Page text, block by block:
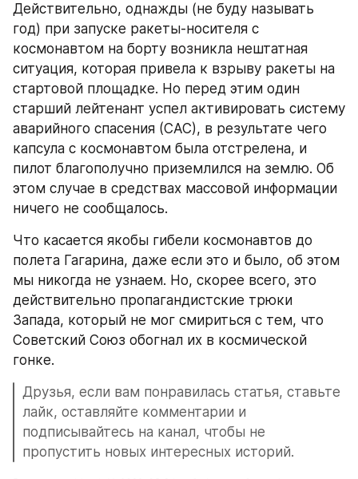
Действительно, однажды (не буду называть
год) при запуске ракеты-носителя с
космонавтом на борту возникла нештатная
ситуация, которая привела к взрыву ракеты на
стартовой площадке. Но перед этим один
старший лейтенант успел активировать систему
аварийного спасения (САС), в результате чего
капсула с космонавтом была отстрелена, и
пилот благополучно приземлился на землю. Об
этом случае в средствах массовой информации
ничего не сообщалось.
Что касается якобы гибели космонавтов до
полета Гагарина, даже если это и было, об этом
мы никогда не узнаем. Но, скорее всего, это
действительно пропагандистские трюки
Запада, который не мог смириться с тем, что
Советский Союз обогнал их в космической
гонке.
Друзья, если вам понравилась статья, ставьте
лайк, оставляйте комментарии и
подписывайтесь на канал, чтобы не
пропустить новых интересных историй.